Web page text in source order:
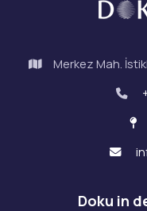
Merkez Mah.
Doku in